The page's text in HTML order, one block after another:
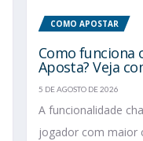
COMO APOSTAR
Como funciona
Aposta? Veja
5 DE AGOSTO DE 2026
A funcionalidade
jogador com maior